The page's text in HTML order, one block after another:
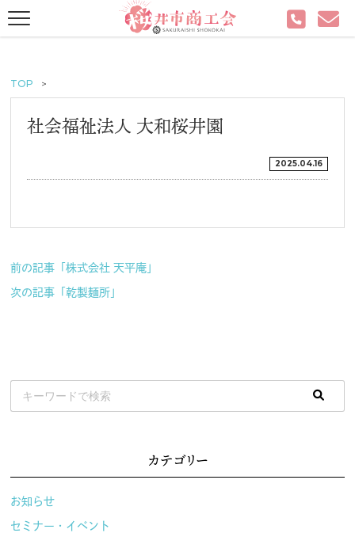
TOP
社会福祉法人 大和桜井園
2025.04.16
前の記事「株式会社 天平庵」
次の記事「乾製麺所」
カテゴリー
お知らせ
セミナー・イベント